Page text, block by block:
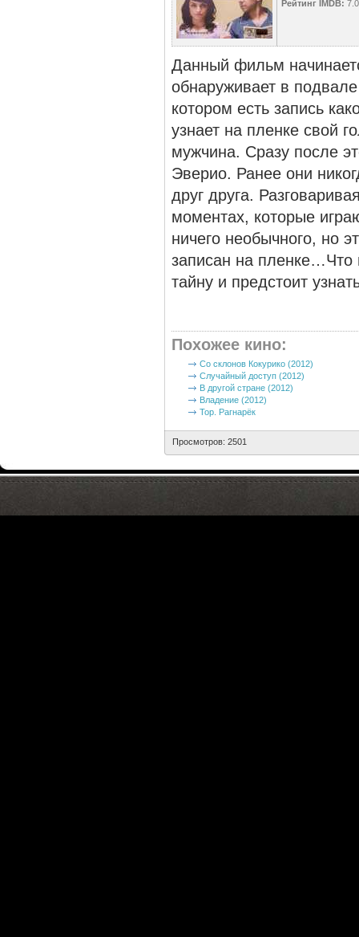
Рейтинг IMDB:
Данный фильм
обнаруживает в
котором есть запись
узнает на пленке свой
мужчина. Сразу после
Эверио. Ранее они
друг друга.
моментах, которые
ничего необычного, но
записан на пленке…Что
тайну и предстоит
Похожее кино:
Со склонов Кокурико (2012)
Случайный доступ (2012)
В другой стране (2012)
Владение (2012)
Тор. Рагнарёк
Просмотров: 2501